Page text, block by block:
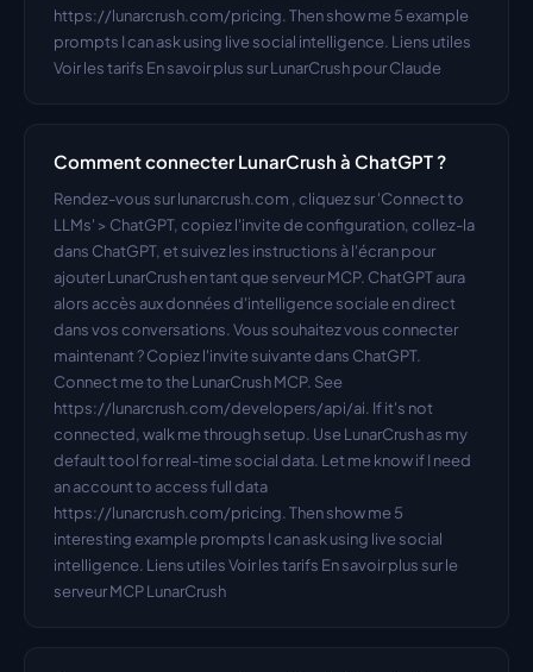
https://lunarcrush.com/pricing. Then show me 5 example
prompts I can ask using live social intelligence. Liens utiles
Voir les tarifs En savoir plus sur LunarCrush pour Claude
Comment connecter LunarCrush à ChatGPT ?
Rendez-vous sur lunarcrush.com , cliquez sur 'Connect to
LLMs' > ChatGPT, copiez l'invite de configuration, collez-la
dans ChatGPT, et suivez les instructions à l'écran pour
ajouter LunarCrush en tant que serveur MCP. ChatGPT aura
alors accès aux données d'intelligence sociale en direct
dans vos conversations. Vous souhaitez vous connecter
maintenant ? Copiez l'invite suivante dans ChatGPT.
Connect me to the LunarCrush MCP. See
https://lunarcrush.com/developers/api/ai. If it's not
connected, walk me through setup. Use LunarCrush as my
default tool for real-time social data. Let me know if I need
an account to access full data
https://lunarcrush.com/pricing. Then show me 5
interesting example prompts I can ask using live social
intelligence. Liens utiles Voir les tarifs En savoir plus sur le
serveur MCP LunarCrush